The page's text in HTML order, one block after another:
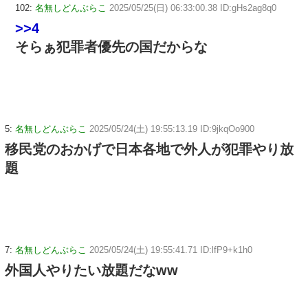
102: 名無しどんぶらこ 2025/05/25(日) 06:33:00.38 ID:gHs2ag8q0
>>4
そらぁ犯罪者優先の国だからな
5: 名無しどんぶらこ 2025/05/24(土) 19:55:13.19 ID:9jkqOo900
移民党のおかげで日本各地で外人が犯罪やり放
題
7: 名無しどんぶらこ 2025/05/24(土) 19:55:41.71 ID:lfP9+k1h0
外国人やりたい放題だなww